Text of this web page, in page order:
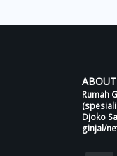
Rumah
Djoko
ginjal/